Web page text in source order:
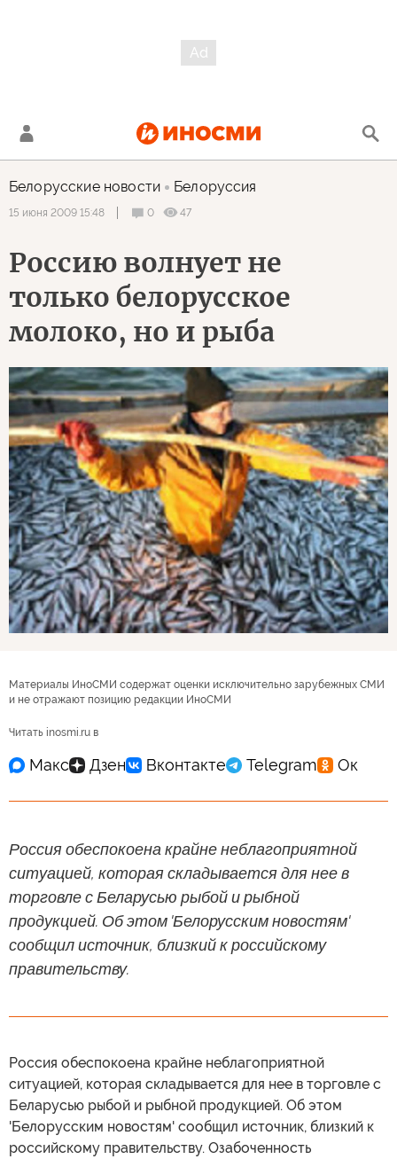
Белорусские новости Белоруссия
15 июня 2009 15:48 0 47
Россию волнует не
только белорусское
молоко, но и рыба
Материалы ИноСМИ содержат оценки исключительно зарубежных СМИ
и не отражают позицию редакции ИноСМИ
Читать inosmi.ru в
Россия обеспокоена крайне неблагоприятной
ситуацией, которая складывается для нее в
торговле с Беларусью рыбой и рыбной
продукцией. Об этом 'Белорусским новостям'
сообщил источник, близкий к российскому
правительству.
Россия обеспокоена крайне неблагоприятной
ситуацией, которая складывается для нее в торговле с
Беларусью рыбой и рыбной продукцией. Об этом
'Белорусским новостям' сообщил источник, близкий к
российскому правительству. Озабоченность